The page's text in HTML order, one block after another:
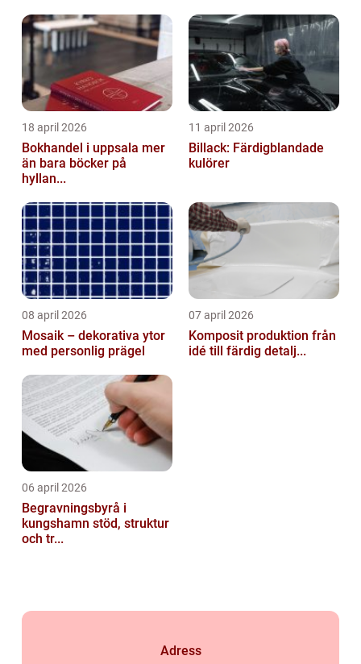
18 april 2026
Bokhandel i uppsala mer
än bara böcker på
hyllan...
11 april 2026
Billack: Färdigblandade
kulörer
08 april 2026
Mosaik – dekorativa ytor
med personlig prägel
07 april 2026
Komposit produktion från
idé till färdig detalj...
06 april 2026
Begravningsbyrå i
kungshamn stöd, struktur
och tr...
Adress